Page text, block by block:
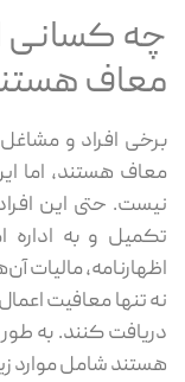
چه کسانی از
معاف
برخی افراد و
معاف هستند، اما
نیست. حتی این
تکمیل و به اداره
اظهارنامه، مالیات
نه‌ تنها معافیت
دریافت کنند. به
هستند شامل موارد